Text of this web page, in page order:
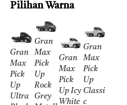
Pilihan Warna
Gran
Max
Pick
Up
Ultra
Gran
Max
Pick
Up
Rock
Grey
Gran
Max
Pick
Up Icy
White
Gran
Max
Pick
Up
Classi
c